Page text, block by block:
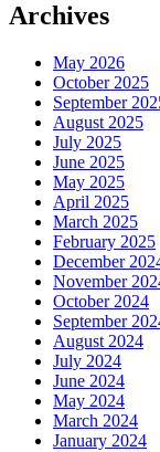
Archives
May 2026
October 2025
September
August 2025
July 2025
June 2025
May 2025
April 2025
March 2025
February 2025
December
November
October 2024
September
August 2024
July 2024
June 2024
May 2024
March 2024
January 2024